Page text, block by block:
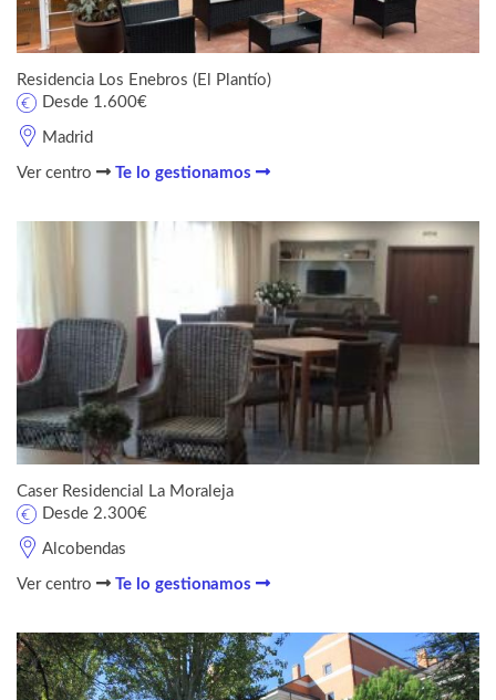
Residencia Los Enebros (El Plantío)
Madrid
Desde 1.600€
Ver centro Te lo gestionamos
Caser Residencial La Moraleja
Alcobendas
Desde 2.300€
Ver centro Te lo gestionamos